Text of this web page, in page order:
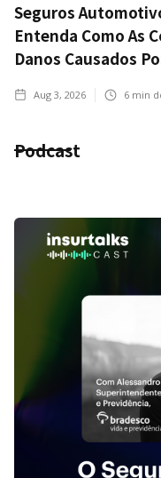
Seguros
Entenda Como As
Danos Causados
Aug 3, 2026 6 min
Podcast